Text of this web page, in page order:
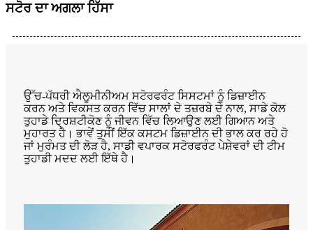
ਸਟੋਰ ਦਾ ਅਗਲਾ ਹਿੱਸਾ
ਉੱਚ-ਪੱਧਰੀ ਐਲੂਮੀਨੀਅਮ ਸਟੋਰਫਰੰਟ ਸਿਸਟਮਾਂ ਨੂੰ ਡਿਜ਼ਾਈਨ
ਕਰਨ ਅਤੇ ਵਿਕਸਤ ਕਰਨ ਵਿੱਚ ਸਾਲਾਂ ਦੇ ਤਜ਼ਰਬੇ ਦੇ ਨਾਲ, ਸਾਡੇ ਕੋਲ
ਤੁਹਾਡੇ ਦ੍ਰਿਸ਼ਟੀਕੋਣ ਨੂੰ ਜੀਵਨ ਵਿੱਚ ਲਿਆਉਣ ਲਈ ਗਿਆਨ ਅਤੇ
ਮੁਹਾਰਤ ਹੈ। ਭਾਵੇਂ ਤੁਸੀਂ ਇੱਕ ਕਸਟਮ ਡਿਜ਼ਾਈਨ ਦੀ ਭਾਲ ਕਰ ਰਹੇ ਹੋ
ਜਾਂ ਮੁਰੰਮਤ ਦੀ ਲੋੜ ਹੈ, ਸਾਡੀ ਵਪਾਰਕ ਸਟੋਰਫਰੰਟ ਪੇਸ਼ੇਵਰਾਂ ਦੀ ਟੀਮ
ਤੁਹਾਡੀ ਮਦਦ ਲਈ ਇੱਥੇ ਹੈ।